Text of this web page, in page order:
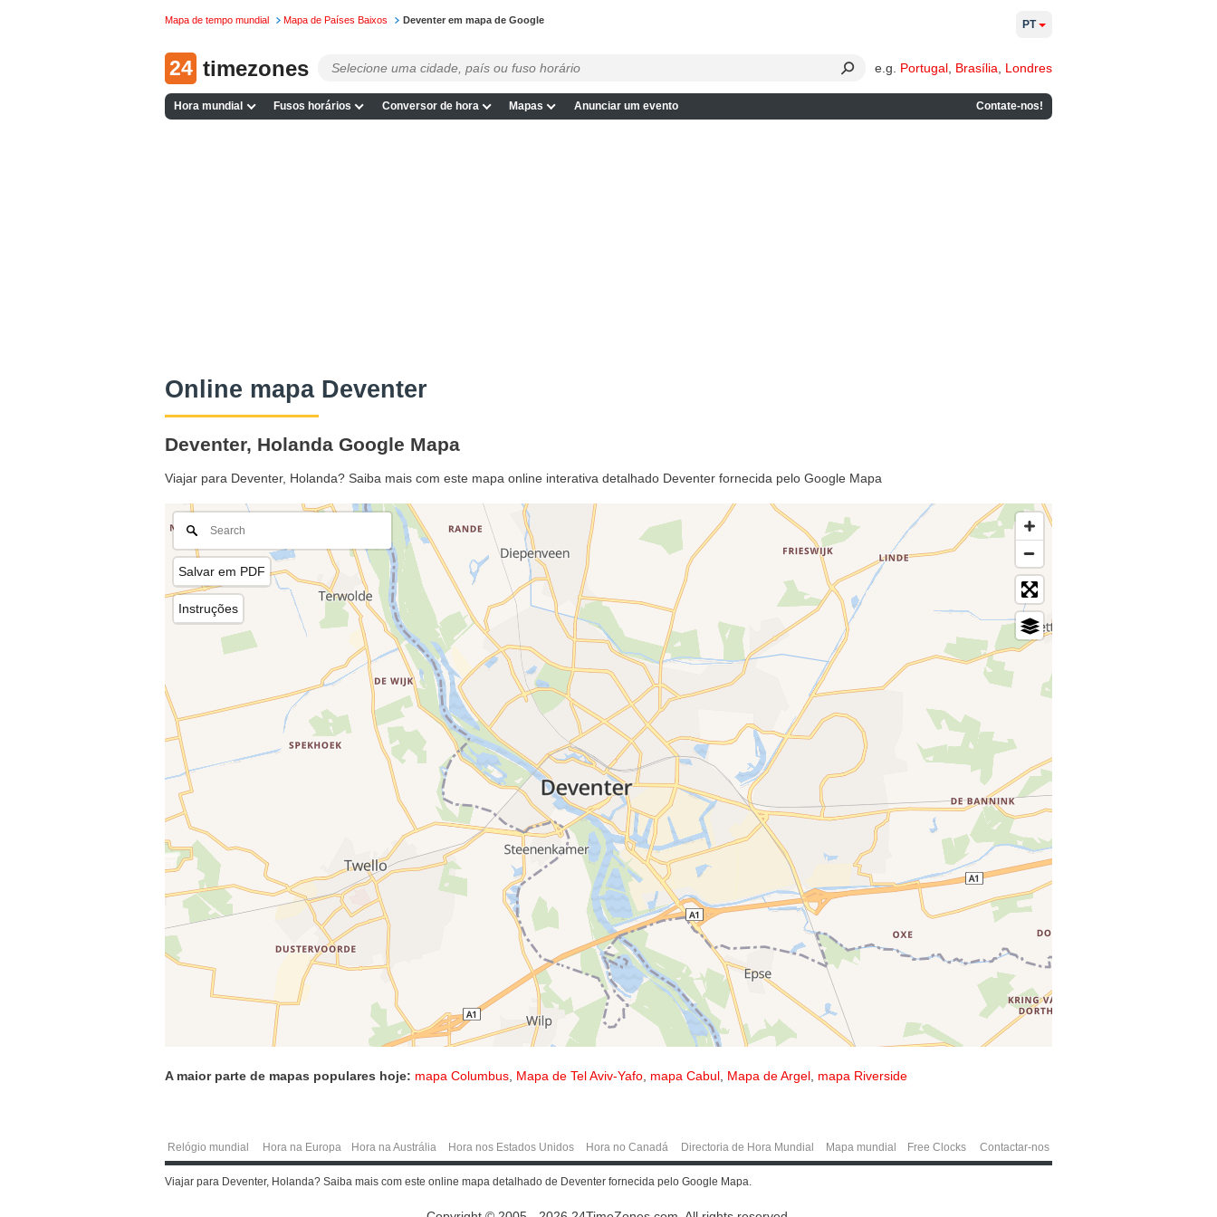
Mapa de tempo mundial Mapa de Países Baixos Deventer em mapa de Google
24 timezones e.g. Portugal Brasília Londres
Hora mundial Fusos horários Conversor de hora Mapas Anunciar um evento Contate-nos!
PT
Online mapa Deventer
Deventer, Holanda Google Mapa
Viajar para Deventer, Holanda? Saiba mais com este mapa online interativa detalhado Deventer fornecida pelo Google Mapa
Salvar em PDF
Instruções
A maior parte de mapas populares hoje: mapa Columbus Mapa de Tel Aviv-Yafo mapa Cabul Mapa de Argel mapa Riverside
Relógio mundial Hora na Europa Hora na Austrália Hora nos Estados Unidos Hora no Canadá Directoria de Hora Mundial Mapa mundial Free Clocks Contactar-nos
Viajar para Deventer, Holanda? Saiba mais com este online mapa detalhado de Deventer fornecida pelo Google Mapa.